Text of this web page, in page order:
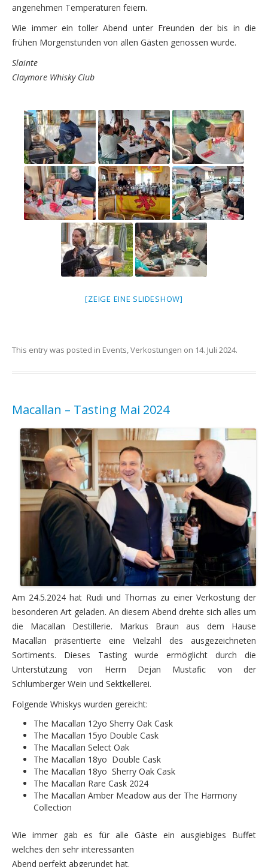
angenehmen Temperaturen feiern.
Wie immer ein toller Abend unter Freunden der bis in die
frühen Morgenstunden von allen Gästen genossen wurde.
Slainte
Claymore Whisky Club
[ZEIGE EINE SLIDESHOW]
This entry was posted in Events,Verkostungen on 14. Juli 2024.
Macallan – Tasting Mai 2024
Am 24.5.2024 hat Rudi und Thomas zu einer Verkostung der
besonderen Art geladen. An diesem Abend drehte sich alles um
die Macallan Destillerie. Markus Braun aus dem Hause
Macallan präsentierte eine Vielzahl des ausgezeichneten
Sortiments. Dieses Tasting wurde ermöglicht durch die
Unterstützung von Herrn Dejan Mustafic von der
Schlumberger Wein und Sektkellerei.
Folgende Whiskys wurden gereicht:
The Macallan 12yo Sherry Oak Cask
The Macallan 15yo Double Cask
The Macallan Select Oak
The Macallan 18yo Double Cask
The Macallan 18yo Sherry Oak Cask
The Macallan Rare Cask 2024
The Macallan Amber Meadow aus der The Harmony
Collection
Wie immer gab es für alle Gäste ein ausgiebiges Buffet
welches den sehr interessanten
Abend perfekt abgerundet hat.